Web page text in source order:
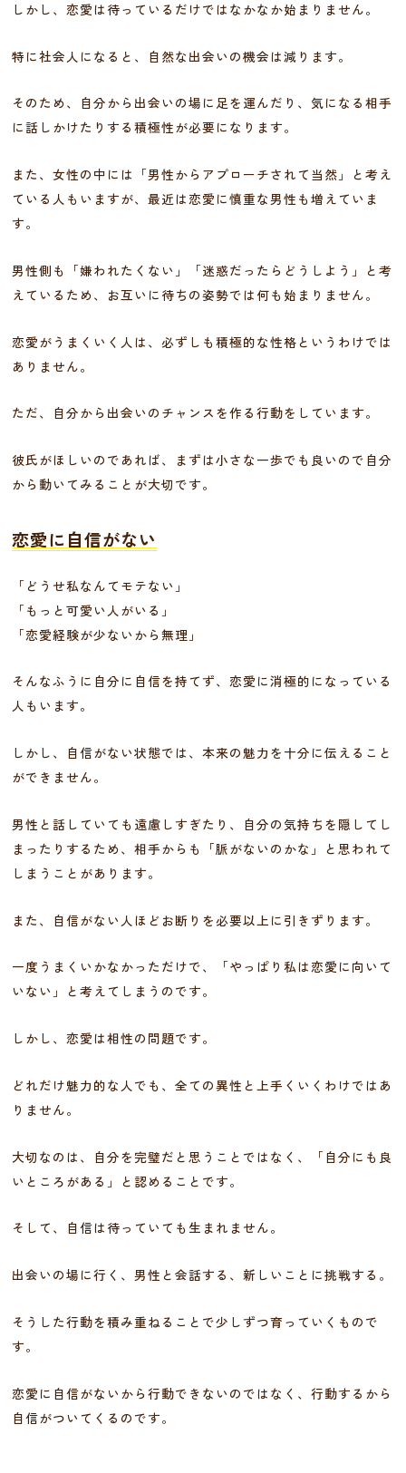
しかし、恋愛は待っているだけではなかなか始まりません。
特に社会人になると、自然な出会いの機会は減ります。
そのため、自分から出会いの場に足を運んだり、気になる相手
に話しかけたりする積極性が必要になります。
また、女性の中には「男性からアプローチされて当然」と考え
ている人もいますが、最近は恋愛に慎重な男性も増えていま
す。
男性側も「嫌われたくない」「迷惑だったらどうしよう」と考
えているため、お互いに待ちの姿勢では何も始まりません。
恋愛がうまくいく人は、必ずしも積極的な性格というわけでは
ありません。
ただ、自分から出会いのチャンスを作る行動をしています。
彼氏がほしいのであれば、まずは小さな一歩でも良いので自分
から動いてみることが大切です。
恋愛に自信がない
「どうせ私なんてモテない」
「もっと可愛い人がいる」
「恋愛経験が少ないから無理」
そんなふうに自分に自信を持てず、恋愛に消極的になっている
人もいます。
しかし、自信がない状態では、本来の魅力を十分に伝えること
ができません。
男性と話していても遠慮しすぎたり、自分の気持ちを隠してし
まったりするため、相手からも「脈がないのかな」と思われて
しまうことがあります。
また、自信がない人ほどお断りを必要以上に引きずります。
一度うまくいかなかっただけで、「やっぱり私は恋愛に向いて
いない」と考えてしまうのです。
しかし、恋愛は相性の問題です。
どれだけ魅力的な人でも、全ての異性と上手くいくわけではあ
りません。
大切なのは、自分を完璧だと思うことではなく、「自分にも良
いところがある」と認めることです。
そして、自信は待っていても生まれません。
出会いの場に行く、男性と会話する、新しいことに挑戦する。
そうした行動を積み重ねることで少しずつ育っていくもので
す。
恋愛に自信がないから行動できないのではなく、行動するから
自信がついてくるのです。